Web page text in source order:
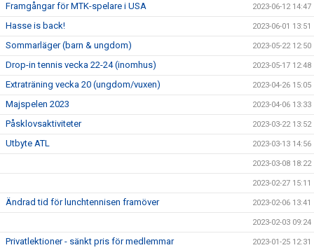
Framgångar för MTK-spelare i USA 2023-06-12 14:47
Hasse is back! 2023-06-01 13:51
Sommarläger (barn & ungdom) 2023-05-22 12:50
Drop-in tennis vecka 22-24 (inomhus) 2023-05-17 12:48
Extraträning vecka 20 (ungdom/vuxen) 2023-04-26 15:05
Majspelen 2023 2023-04-06 13:33
Påsklovsaktiviteter 2023-03-22 13:52
Utbyte ATL 2023-03-13 14:56
2023-03-08 18:22
2023-02-27 15:11
Ändrad tid för lunchtennisen framöver 2023-02-06 13:41
2023-02-03 09:24
Privatlektioner - sänkt pris för medlemmar 2023-01-25 12:31